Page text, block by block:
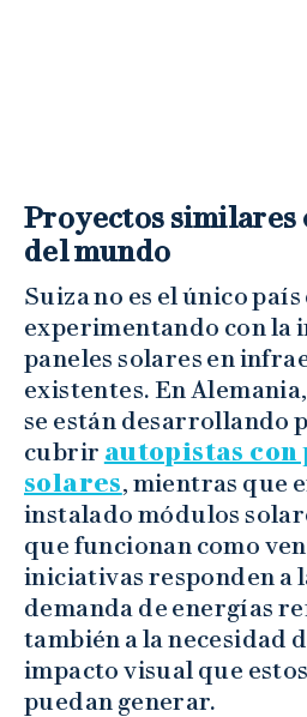
Proyectos similares
del mundo
Suiza no es el único
experimentando con la
paneles solares en
existentes. En
se están desarrollando
cubrir autopistas con
solares, mientras que
instalado módulos
que funcionan como
iniciativas responden a
demanda de energías
también a la necesidad
impacto visual que
puedan generar.